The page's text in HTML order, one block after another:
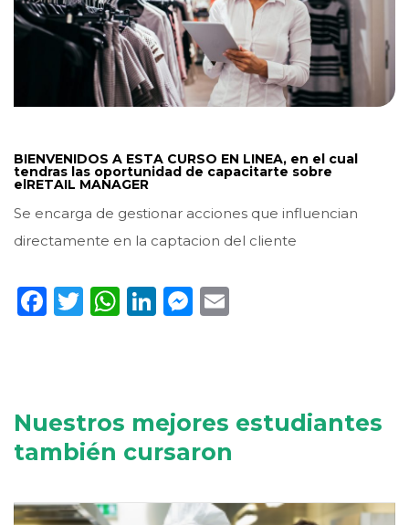
BIENVENIDOS A ESTA CURSO EN LINEA, en el cual
tendras las oportunidad de capacitarte sobre
elRETAIL MANAGER
Se encarga de gestionar acciones que influencian
directamente en la captacion del cliente
Facebook
Twitter
WhatsApp
LinkedIn
Messenger
Nuestros mejores estudiantes
también cursaron